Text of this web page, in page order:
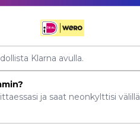
Klarna avulla.
ja saat neonkylttisi välillä